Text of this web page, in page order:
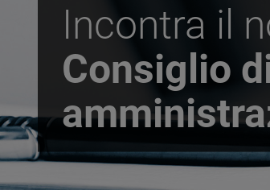
Incontra il
Consiglio